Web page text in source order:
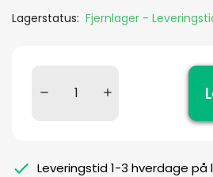
Lagerstatus: Fjernlager -
Leveringstid 1-3 hverdage på